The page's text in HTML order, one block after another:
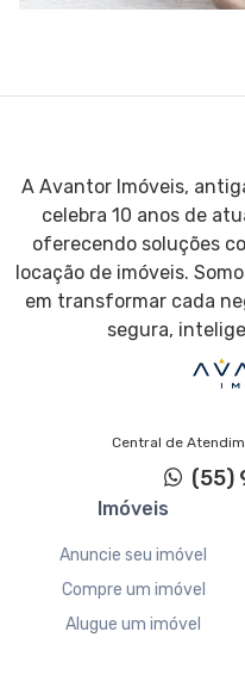
A Avantor Imóveis,
celebra 10 anos de
oferecendo soluções
locação de imóveis.
em transformar cada
segura,
Central de
(55)
Imóveis
Anuncie seu imóvel
Compre um imóvel
Alugue um imóvel